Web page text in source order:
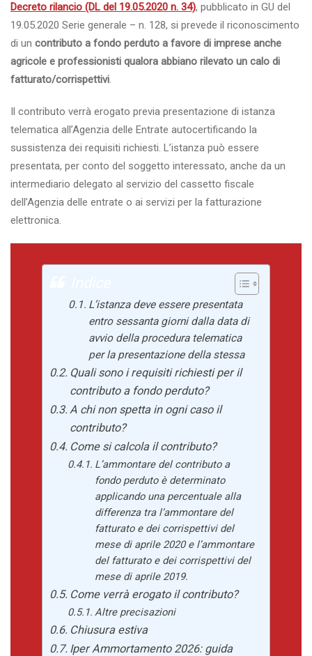
Decreto rilancio (DL del 19.05.2020 n. 34), pubblicato in GU del
19.05.2020 Serie generale – n. 128, si prevede il riconoscimento
di un contributo a fondo perduto a favore di imprese anche
agricole e professionisti qualora abbiano rilevato un calo di
fatturato/corrispettivi.
Il contributo verrà erogato previa presentazione di istanza
telematica all’Agenzia delle Entrate autocertificando la
sussistenza dei requisiti richiesti. L’istanza può essere
presentata, per conto del soggetto interessato, anche da un
intermediario delegato al servizio del cassetto fiscale
dell’Agenzia delle entrate o ai servizi per la fatturazione
elettronica.
L’istanza deve essere presentata
entro sessanta giorni dalla data di
avvio della procedura telematica
per la presentazione della stessa
Quali sono i requisiti richiesti per il
contributo a fondo perduto?
A chi non spetta in ogni caso il
contributo?
Come si calcola il contributo?
L’ammontare del contributo a
fondo perduto è determinato
applicando una percentuale alla
differenza tra l’ammontare del
fatturato e dei corrispettivi del
mese di aprile 2020 e l’ammontare
del fatturato e dei corrispettivi del
mese di aprile 2019.
Come verrà erogato il contributo?
Altre precisazioni
Chiusura estiva
Iper Ammortamento 2026: guida